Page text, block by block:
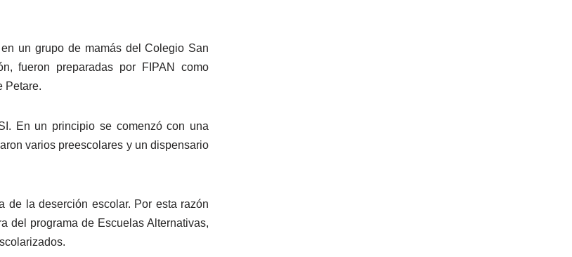
un grupo de mamás del Colegio San
fueron preparadas por FIPAN como
Petare.
En un principio se comenzó con una
varios preescolares y un dispensario
la deserción escolar. Por esta razón
del programa de Escuelas Alternativas,